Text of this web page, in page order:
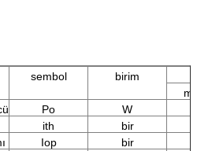
sembol
birim
Po
W
ith
bir
Iop
bir